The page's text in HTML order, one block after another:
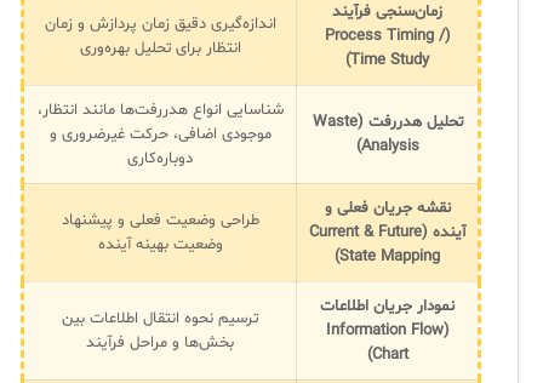
زمان‌سنجی فرآیند
(Process Timing /
Time Study)
اندازه‌گیری دقیق زمان پردازش و زمان
انتظار برای تحلیل بهره‌وری
تحلیل هدررفت (Waste
Analysis)
شناسایی انواع هدررفت‌ها مانند انتظار،
موجودی اضافی، حرکت غیرضروری و
دوباره‌کاری
نقشه جریان فعلی و
آینده (Current & Future
State Mapping)
طراحی وضعیت فعلی و پیشنهاد
وضعیت بهینه آینده
نمودار جریان اطلاعات
(Information Flow
Chart)
ترسیم نحوه انتقال اطلاعات بین
بخش‌ها و مراحل فرآیند